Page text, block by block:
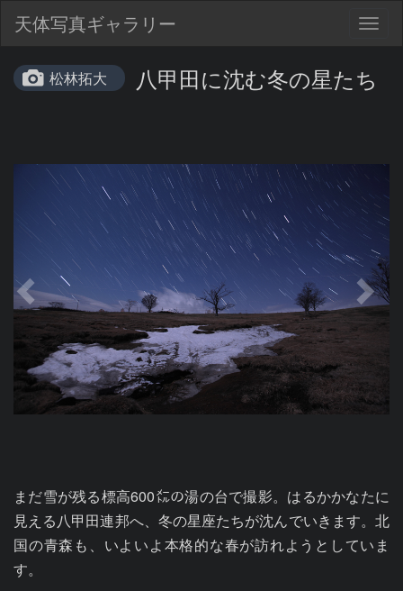
天体写真ギャラリー
松林拓大 八甲田に沈む冬の星たち
まだ雪が残る標高600㍍の湯の台で撮影。はるかかなたに
見える八甲田連邦へ、冬の星座たちが沈んでいきます。北
国の青森も、いよいよ本格的な春が訪れようとしていま
す。